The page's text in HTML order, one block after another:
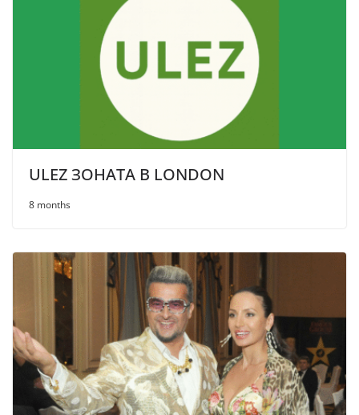
ULEZ ЗОНАТА В LONDON
8 months